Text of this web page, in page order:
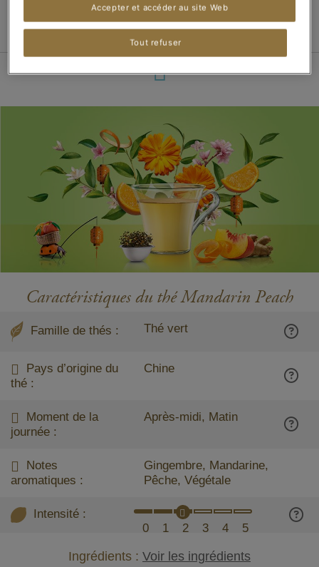
jours
Caractéristiques du thé Mandarin Peach
Famille de thés : Thé vert
Pays d’origine du
thé :
Chine
Moment de la
journée :
Après-midi, Matin
Notes
aromatiques :
Gingembre, Mandarine,
Pêche, Végétale
Intensité :
0
1 2 3 4 5
Ingrédients : Voir les ingrédients
Tout refuser
Accepter et accéder au site Web